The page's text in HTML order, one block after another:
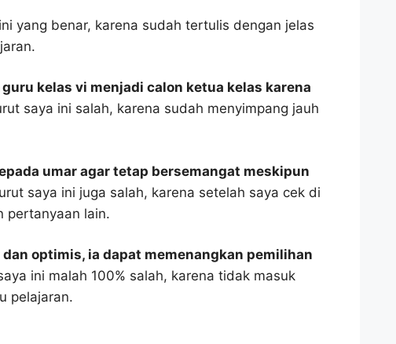
yang benar, karena sudah tertulis dengan jelas
kelas vi menjadi calon ketua kelas karena
saya ini salah, karena sudah menyimpang jauh
umar agar tetap bersemangat meskipun
saya ini juga salah, karena setelah saya cek di
pertanyaan lain.
optimis, ia dapat memenangkan pemilihan
ini malah 100% salah, karena tidak masuk
pelajaran.